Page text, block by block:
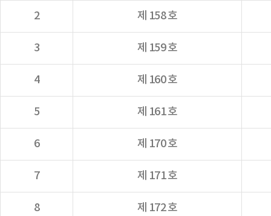
2 제 158 호
3 제 159 호
4 제 160 호
5 제 161 호
6 제 170 호
7 제 171 호
8 제 172 호